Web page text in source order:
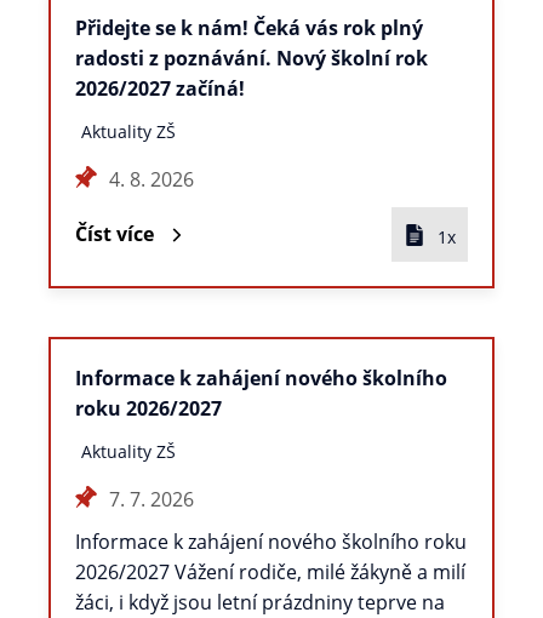
Přidejte se k nám! Čeká vás rok plný
radosti z poznávání. Nový školní rok
2026/2027 začíná!
Aktuality ZŠ
4. 8. 2026
Číst více 1x
Informace k zahájení nového školního
roku 2026/2027
Aktuality ZŠ
7. 7. 2026
Informace k zahájení nového školního roku
2026/2027 Vážení rodiče, milé žákyně a milí
žáci, i když jsou letní prázdniny teprve na